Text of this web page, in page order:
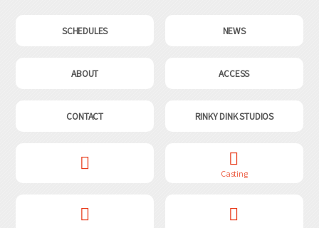
SCHEDULES NEWS
ABOUT ACCESS
CONTACT RINKY DINK STUDIOS
Casting